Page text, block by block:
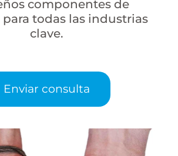
componentes de
todas las industrias
clave.
Enviar consulta